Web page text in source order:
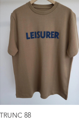
TRUNC 88